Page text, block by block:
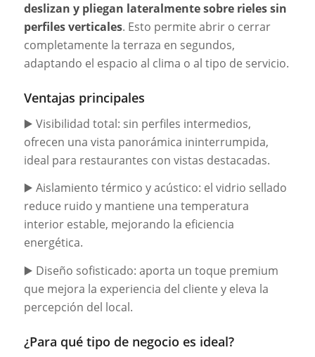
deslizan y pliegan lateralmente sobre rieles sin
perfiles verticales. Esto permite abrir o cerrar
completamente la terraza en segundos,
adaptando el espacio al clima o al tipo de servicio.
Ventajas principales
▶️ Visibilidad total: sin perfiles intermedios,
ofrecen una vista panorámica ininterrumpida,
ideal para restaurantes con vistas destacadas.
▶️ Aislamiento térmico y acústico: el vidrio sellado
reduce ruido y mantiene una temperatura
interior estable, mejorando la eficiencia
energética.
▶️ Diseño sofisticado: aporta un toque premium
que mejora la experiencia del cliente y eleva la
percepción del local.
¿Para qué tipo de negocio es ideal?